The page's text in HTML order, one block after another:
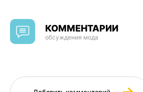
КОММЕНТАРИИ
обсуждения мода